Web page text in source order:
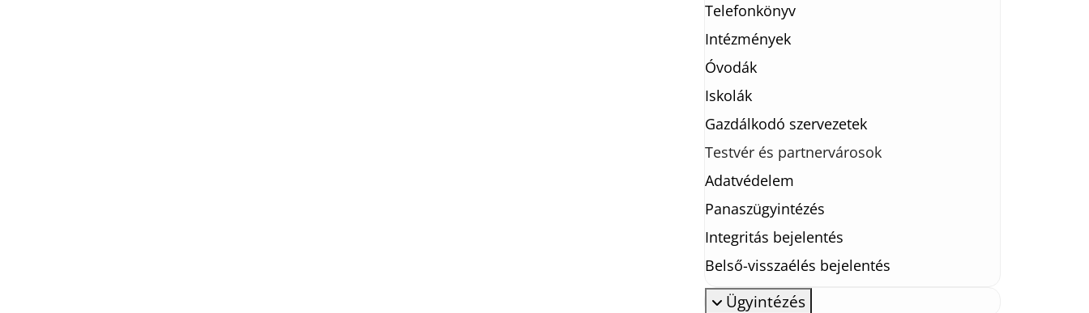
Telefonkönyv
Intézmények
Óvodák
Iskolák
Gazdálkodó szervezetek
Testvér és partnervárosok
Adatvédelem
Panaszügyintézés
Integritás bejelentés
Belső-visszaélés bejelentés
Ügyintézés